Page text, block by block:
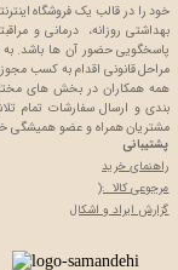
پشتیبانی
راهنمای خرید
مرجوعی کالا :(
گزارش ایراد و اشکال
خود را در قالب یک فروشگاه
بهداشتی روزانه، درمانی و
پاسخگویی حضور آن ها باشد. به
مراحل قانونی اقدام به کسب
همه همکاران در بخش های
بندی و ارسال سفارشات تمام
مشتریان همراه و عضو همیشگی